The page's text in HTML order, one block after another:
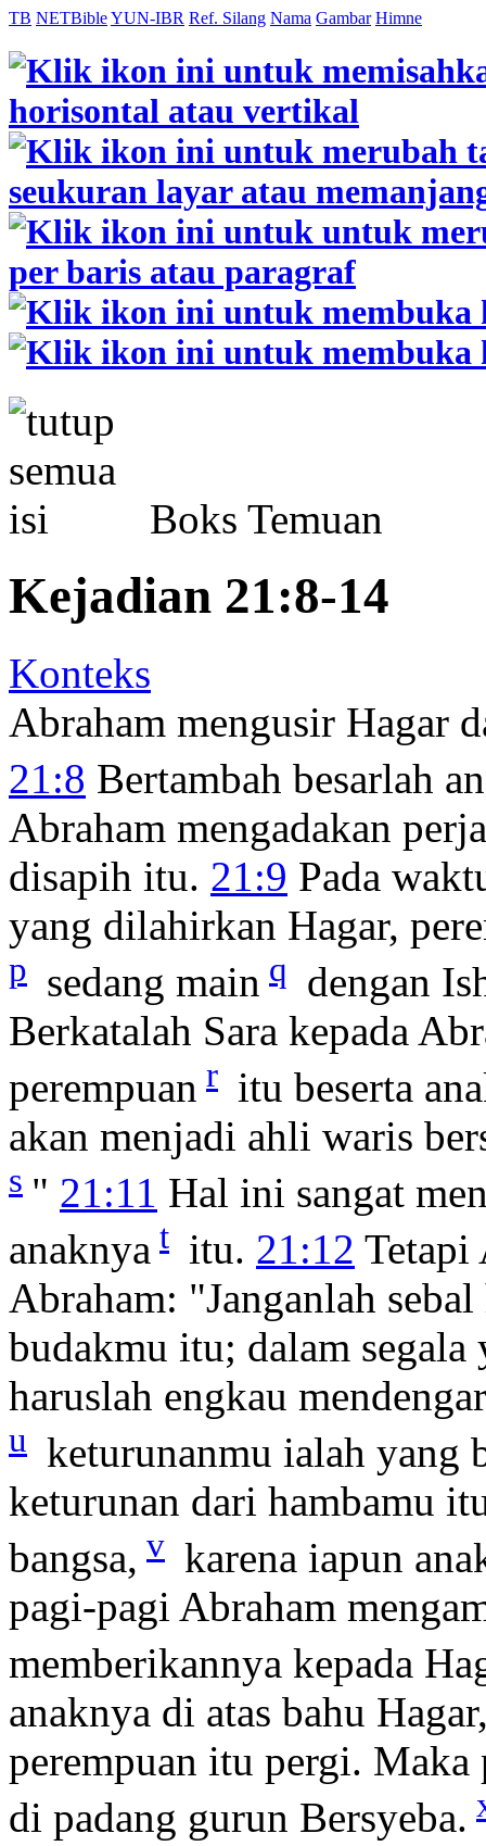
TB NETBibleYUN-IBR Ref. Silang Nama Gambar Himne
Boks Temuan
Kejadian 21:8-14
Konteks
Abraham mengusir Hagar
21:8 Bertambah besarlah
Abraham mengadakan
disapih itu. 21:9 Pada
yang dilahirkan Hagar,
p sedang main q dengan
Berkatalah Sara kepada
perempuan r itu beserta
akan menjadi ahli waris
s " 21:11 Hal ini sangat
anaknya t itu. 21:12 Tetapi
Abraham: "Janganlah
budakmu itu; dalam segala
haruslah engkau
u keturunanmu ialah yang
keturunan dari hambamu
bangsa, v karena iapun
pagi-pagi Abraham
memberikannya kepada
anaknya di atas bahu
perempuan itu pergi. Maka
di padang gurun Bersyeba.